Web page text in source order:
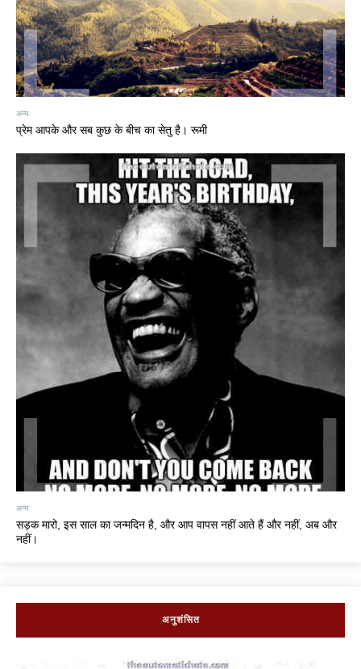
अन्य
प्रेम आपके और सब कुछ के बीच का सेतु है। रूमी
अन्य
सड़क मारो, इस साल का जन्मदिन है, और आप वापस नहीं आते हैं और नहीं, अब और
नहीं।
अनुशंसित